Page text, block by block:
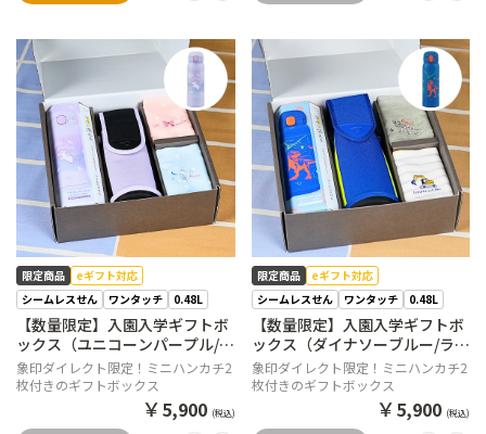
限定商品
eギフト対応
シームレスせん
ワンタッチ 0.48L
【数量限定】入園入学ギフトボ
ックス（ユニコーンパープル/ラ
ベンダー）【購入特典】ミニハ
ンカチ2枚セット
象印ダイレクト限定！ミニハンカチ2
枚付きのギフトボックス
￥5,900 (税込)
限定商品
eギフト対応
シームレスせん
ワンタッチ 0.48L
【数量限定】入園入学ギフトボ
ックス（ダイナソーブルー/ライ
ムブルー）【購入特典】ミニハ
ンカチ2枚セット
象印ダイレクト限定！ミニハンカチ2
枚付きのギフトボックス
￥5,900 (税込)